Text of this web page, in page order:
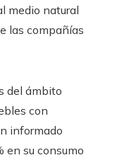
medio natural
las compañías
del ámbito
con
informado
en su consumo